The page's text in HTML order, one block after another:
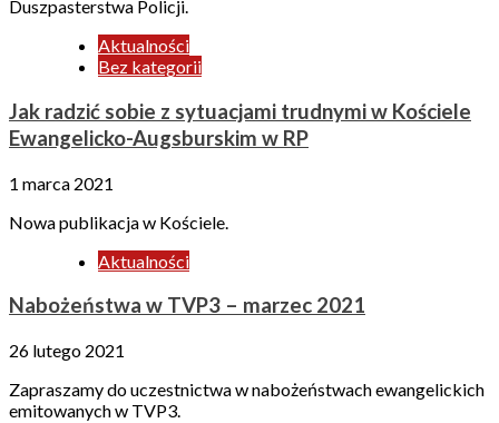
Duszpasterstwa Policji.
Aktualności
Bez kategorii
Jak radzić sobie z sytuacjami trudnymi w Kościele
Ewangelicko-Augsburskim w RP
1 marca 2021
Nowa publikacja w Kościele.
Aktualności
Nabożeństwa w TVP3 – marzec 2021
26 lutego 2021
Zapraszamy do uczestnictwa w nabożeństwach ewangelickich
emitowanych w TVP3.